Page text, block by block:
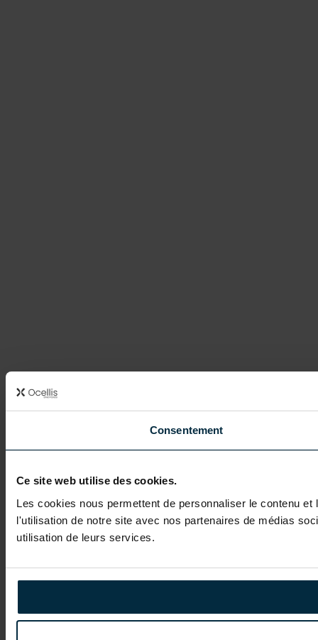
Consentement
Ce site web utilise des cookies.
Les cookies nous permettent de personnaliser le contenu
l'utilisation de notre site avec nos partenaires de médias
utilisation de leurs services.